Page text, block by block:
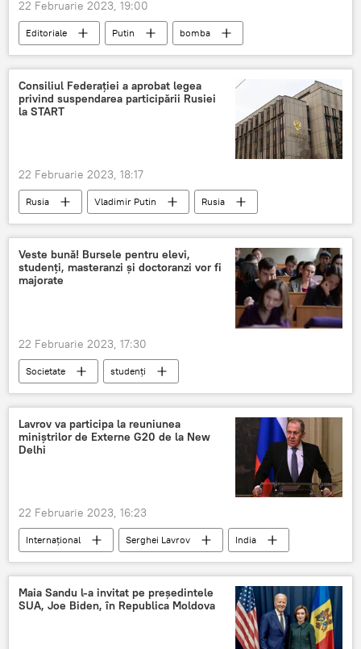
22 Februarie 2023, 19:00
Editoriale Putin bomba
Consiliul Federației a aprobat legea
privind suspendarea participării Rusiei
la START
22 Februarie 2023, 18:17
Rusia Vladimir Putin Rusia
Veste bună! Bursele pentru elevi,
studenți, masteranzi și doctoranzi vor fi
majorate
22 Februarie 2023, 17:30
Societate
studenți
bursele studentilor se majoreaza
Guvern
Lavrov va participa la reuniunea
miniștrilor de Externe G20 de la New
Delhi
22 Februarie 2023, 16:23
Internațional Serghei Lavrov
India
G20
Maia Sandu l-a invitat pe președintele
SUA, Joe Biden, în Republica Moldova